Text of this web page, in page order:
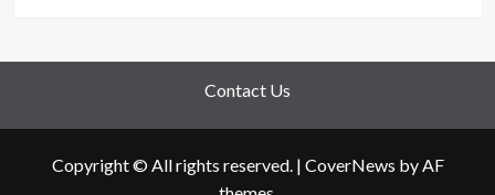
Contact Us
Copyright © All rights reserved. | CoverNews by AF